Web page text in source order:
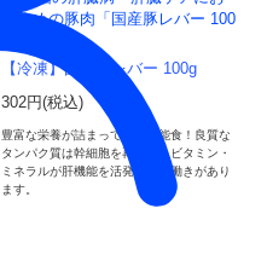
【冷凍】国産豚レバー 100g
302円(税込)
豊富な栄養が詰まっている万能食！良質な
タンパク質は幹細胞を再生し、ビタミン・
ミネラルが肝機能を活発にする働きがあり
ます。